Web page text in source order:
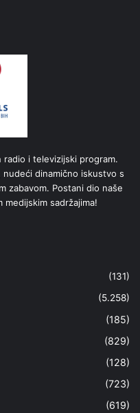
radio i televizijski program.
nudeći dinamično iskustvo s
zabavom. Postani dio naše
medijskim sadržajima!
(131)
(5.258)
(185)
(829)
(128)
(723)
(619)